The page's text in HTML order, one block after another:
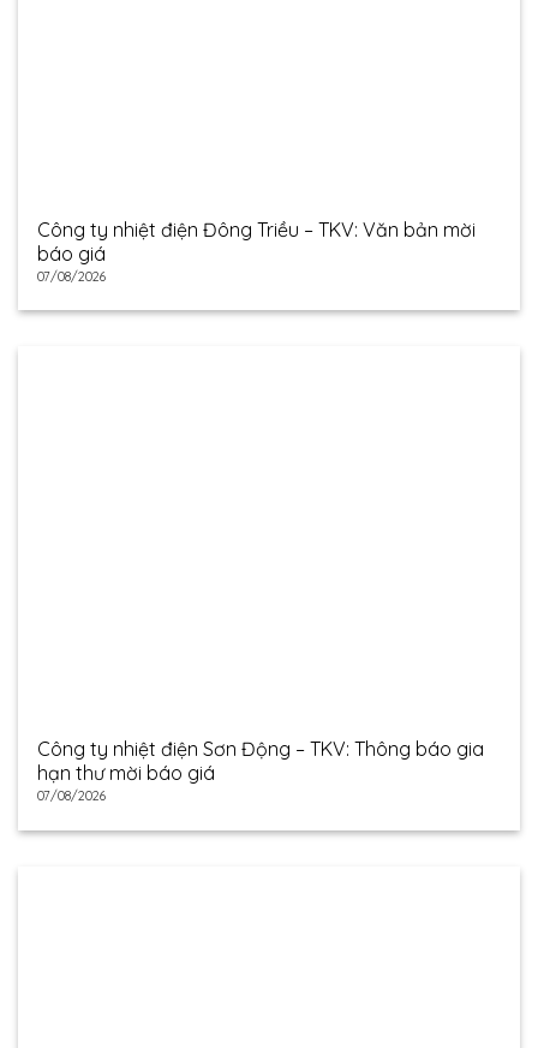
Công ty nhiệt điện Đông Triều – TKV: Văn bản mời
báo giá
07/08/2026
Công ty nhiệt điện Sơn Động – TKV: Thông báo gia
hạn thư mời báo giá
07/08/2026